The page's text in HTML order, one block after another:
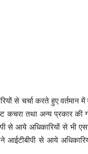
से चर्चा करते हुए वर्तमान
कचरा तथा अन्य प्रकार की
से आये अधिकारियों से भी
से आये